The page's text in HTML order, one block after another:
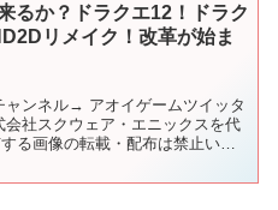
るか？ドラクエ12！ドラク
リメイク！改革が始ま
ンネル→ アオイゲームツイッタ
社スクウェア・エニックスを代
る画像の転載・配布は禁止いた